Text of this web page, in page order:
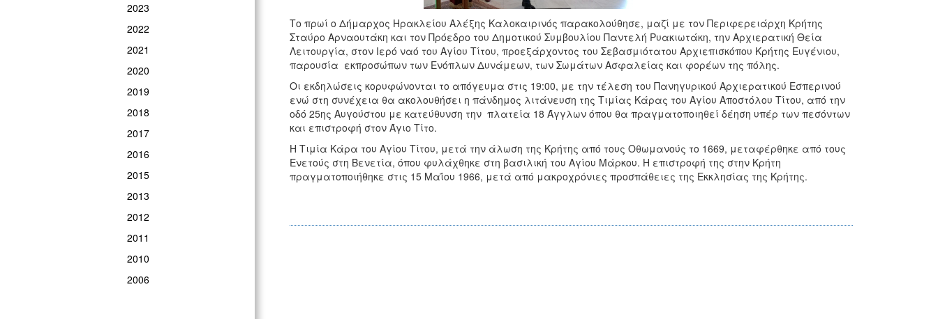
2023
2022
2021
2020
2019
2018
2017
2016
2015
2013
2012
2011
2010
2006
Το πρωί ο Δήμαρχος Ηρακλείου Αλέξης Καλοκαιρινός παρακολούθησε, μαζί με τον Περιφερειάρχη Κρήτης
Σταύρο Αρναουτάκη και τον Πρόεδρο του Δημοτικού Συμβουλίου Παντελή Ρυακιωτάκη, την Αρχιερατική Θεία
Λειτουργία, στον Ιερό ναό του Αγίου Τίτου, προεξάρχοντος του Σεβασμιότατου Αρχιεπισκόπου Κρήτης Ευγένιου,
παρουσία εκπροσώπων των Ενόπλων Δυνάμεων, των Σωμάτων Ασφαλείας και φορέων της πόλης.
Οι εκδηλώσεις κορυφώνονται το απόγευμα στις 19:00, με την τέλεση του Πανηγυρικού Αρχιερατικού Εσπερινού
ενώ στη συνέχεια θα ακολουθήσει η πάνδημος λιτάνευση της Τιμίας Κάρας του Αγίου Αποστόλου Τίτου, από την
οδό 25ης Αυγούστου με κατεύθυνση την πλατεία 18 Άγγλων όπου θα πραγματοποιηθεί δέηση υπέρ των πεσόντων
και επιστροφή στον Άγιο Τίτο.
Η Τιμία Κάρα του Αγίου Τίτου, μετά την άλωση της Κρήτης από τους Οθωμανούς το 1669, μεταφέρθηκε από τους
Ενετούς στη Βενετία, όπου φυλάχθηκε στη βασιλική του Αγίου Μάρκου. Η επιστροφή της στην Κρήτη
πραγματοποιήθηκε στις 15 Μαΐου 1966, μετά από μακροχρόνιες προσπάθειες της Εκκλησίας της Κρήτης.